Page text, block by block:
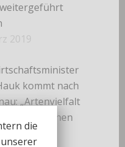
2019
kommt nach
„Artenvielfalt
Kommunen
die